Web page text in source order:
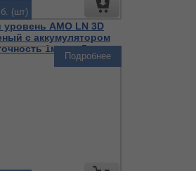
AMO LN 3D
с аккумулятором
1мм на 5м
(шт)
Подробнее